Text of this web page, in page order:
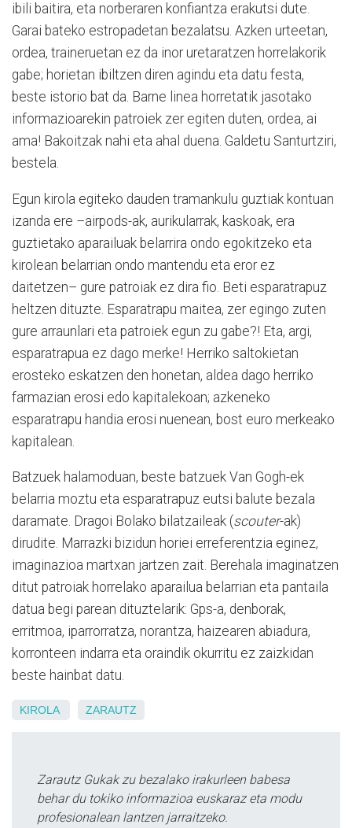
ibili baitira, eta norberaren konfiantza erakutsi dute.
Garai bateko estropadetan bezalatsu. Azken urteetan,
ordea, traineruetan ez da inor uretaratzen horrelakorik
gabe; horietan ibiltzen diren agindu eta datu festa,
beste istorio bat da. Barne linea horretatik jasotako
informazioarekin patroiek zer egiten duten, ordea, ai
ama! Bakoitzak nahi eta ahal duena. Galdetu Santurtziri,
bestela.
Egun kirola egiteko dauden tramankulu guztiak kontuan
izanda ere –airpods-ak, aurikularrak, kaskoak, era
guztietako aparailuak belarrira ondo egokitzeko eta
kirolean belarrian ondo mantendu eta eror ez
daitetzen– gure patroiak ez dira fio. Beti esparatrapuz
heltzen dituzte. Esparatrapu maitea, zer egingo zuten
gure arraunlari eta patroiek egun zu gabe?! Eta, argi,
esparatrapua ez dago merke! Herriko saltokietan
erosteko eskatzen den honetan, aldea dago herriko
farmazian erosi edo kapitalekoan; azkeneko
esparatrapu handia erosi nuenean, bost euro merkeako
kapitalean.
Batzuek halamoduan, beste batzuek Van Gogh-ek
belarria moztu eta esparatrapuz eutsi balute bezala
daramate. Dragoi Bolako bilatzaileak (scouter-ak)
dirudite. Marrazki bizidun horiei erreferentzia eginez,
imaginazioa martxan jartzen zait. Berehala imaginatzen
ditut patroiak horrelako aparailua belarrian eta pantaila
datua begi parean dituztelarik: Gps-a, denborak,
erritmoa, iparrorratza, norantza, haizearen abiadura,
korronteen indarra eta oraindik okurritu ez zaizkidan
beste hainbat datu.
KIROLA ZARAUTZ
Zarautz Gukak zu bezalako irakurleen babesa
behar du tokiko informazioa euskaraz eta modu
profesionalean lantzen jarraitzeko.